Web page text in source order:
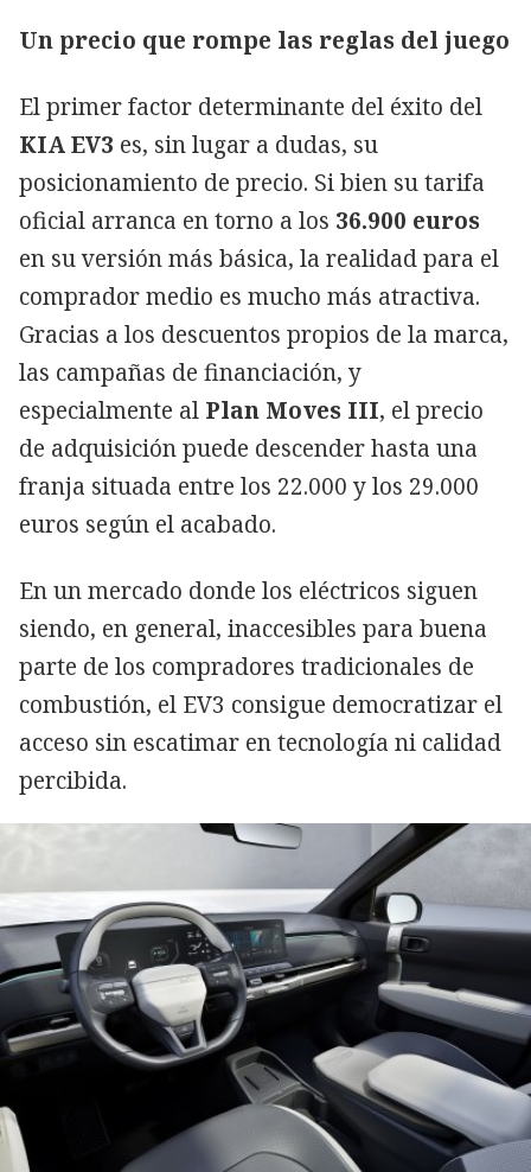
Un precio que rompe las reglas del juego
El primer factor determinante del éxito del
KIA EV3 es, sin lugar a dudas, su
posicionamiento de precio. Si bien su tarifa
oficial arranca en torno a los 36.900 euros
en su versión más básica, la realidad para el
comprador medio es mucho más atractiva.
Gracias a los descuentos propios de la marca,
las campañas de financiación, y
especialmente al Plan Moves III, el precio
de adquisición puede descender hasta una
franja situada entre los 22.000 y los 29.000
euros según el acabado.
En un mercado donde los eléctricos siguen
siendo, en general, inaccesibles para buena
parte de los compradores tradicionales de
combustión, el EV3 consigue democratizar el
acceso sin escatimar en tecnología ni calidad
percibida.